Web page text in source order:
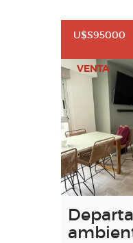
U$S95000
VENTA